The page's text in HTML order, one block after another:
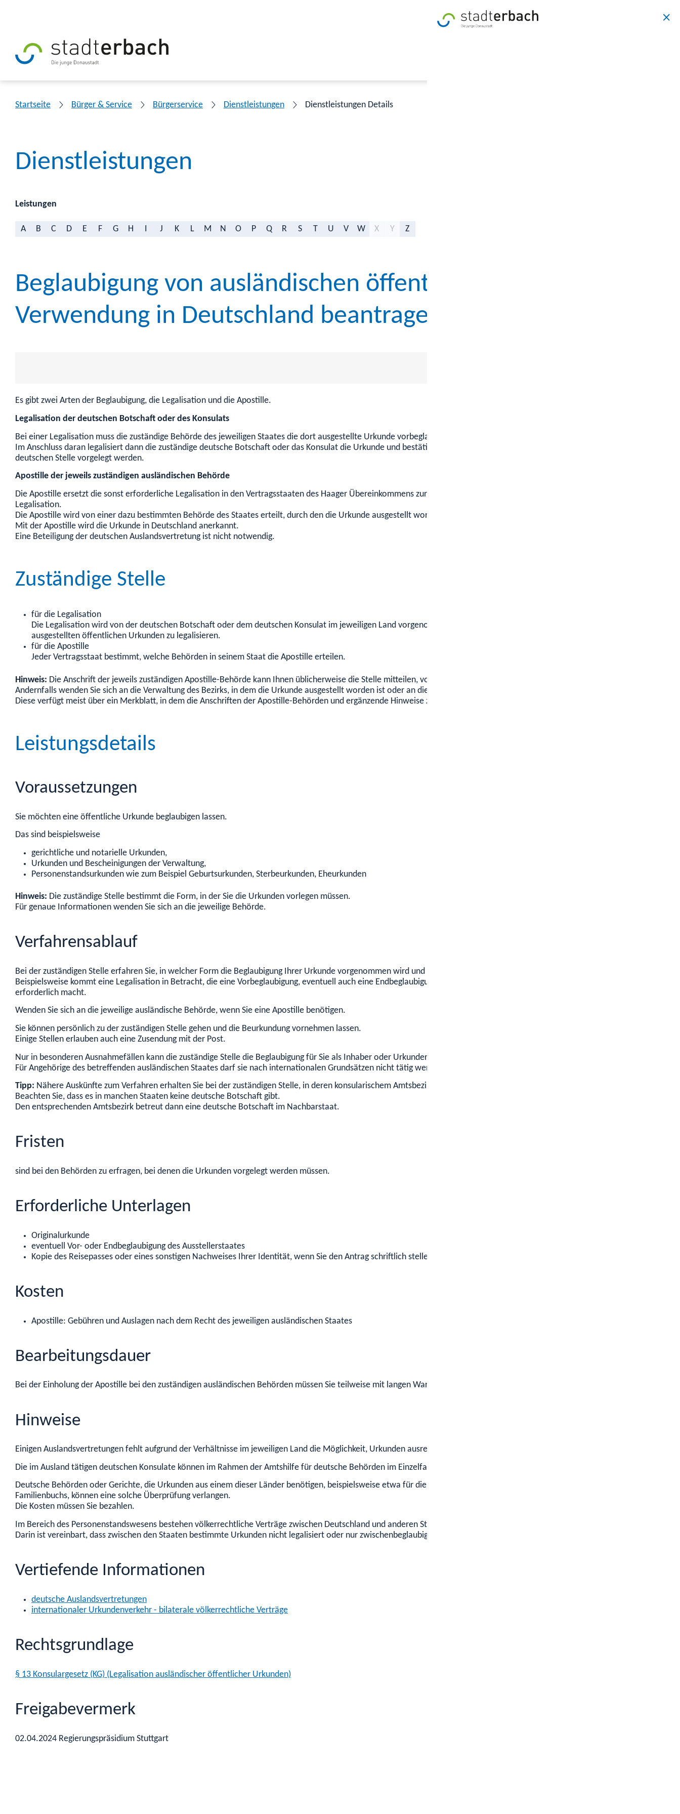
Startseite Bürger & Service Bürgerservice Dienstleistungen Dienstleistungen Details
Dienstleistungen
Leistungen
A B C D E F G H J K L M N O P Q R S T U V W X Y Z
Beglaubigung von ausländischen öffentlichen Urkunden zur
Verwendung in Deutschland beantragen
Es gibt zwei Arten der Beglaubigung, die Legalisation und die Apostille.
Legalisation der deutschen Botschaft oder des Konsulats
Bei einer Legalisation muss die zuständige Behörde des jeweiligen Staates die dort ausgestellte Urkunde vorbeglaubigen.
Im Anschluss daran legalisiert dann die zuständige deutsche Botschaft oder das Konsulat die Urkunde und bestätigt damit ihre Echtheit. Erst dann kann die Urkunde bei der
deutschen Stelle vorgelegt werden.
Apostille der jeweils zuständigen ausländischen Behörde
Die Apostille ersetzt die sonst erforderliche Legalisation in den Vertragsstaaten des Haager Übereinkommens zur Befreiung ausländischer öffentlicher Urkunden von der
Legalisation.
Die Apostille wird von einer dazu bestimmten Behörde des Staates erteilt, durch den die Urkunde ausgestellt worden ist.
Mit der Apostille wird die Urkunde in Deutschland anerkannt.
Eine Beteiligung der deutschen Auslandsvertretung ist nicht notwendig.
Zuständige Stelle
für die Legalisation
Die Legalisation wird von der deutschen Botschaft oder dem deutschen Konsulat im jeweiligen Land vorgenommen. Diese Stellen sind befugt, die in ihrem Amtsbezirk
ausgestellten öffentlichen Urkunden zu legalisieren.
für die Apostille
Jeder Vertragsstaat bestimmt, welche Behörden in seinem Staat die Apostille erteilen.
Hinweis: Die Anschrift der jeweils zuständigen Apostille-Behörde kann Ihnen üblicherweise die Stelle mitteilen, von der die Urkunde stammt.
Andernfalls wenden Sie sich an die Verwaltung des Bezirks, in dem die Urkunde ausgestellt worden ist oder an die örtliche deutsche Auslandsvertretung.
Diese verfügt meist über ein Merkblatt, in dem die Anschriften der Apostille-Behörden und ergänzende Hinweise zum Verfahren enthalten sind.
Leistungsdetails
Voraussetzungen
Sie möchten eine öffentliche Urkunde beglaubigen lassen.
Das sind beispielsweise
gerichtliche und notarielle Urkunden,
Urkunden und Bescheinigungen der Verwaltung,
Personenstandsurkunden wie zum Beispiel Geburtsurkunden, Sterbeurkunden, Eheurkunden
Hinweis: Die zuständige Stelle bestimmt die Form, in der Sie die Urkunden vorlegen müssen.
Für genaue Informationen wenden Sie sich an die jeweilige Behörde.
Verfahrensablauf
Bei der zuständigen Stelle erfahren Sie, in welcher Form die Beglaubigung Ihrer Urkunde vorgenommen wird und welche Voraussetzungen erfüllt sein müssen.
Beispielsweise kommt eine Legalisation in Betracht, die eine Vorbeglaubigung, eventuell auch eine Endbeglaubigung der Urkunde durch die zuständige ausländische Behörde
erforderlich macht.
Wenden Sie sich an die jeweilige ausländische Behörde, wenn Sie eine Apostille benötigen.
Sie können persönlich zu der zuständigen Stelle gehen und die Beurkundung vornehmen lassen.
Einige Stellen erlauben auch eine Zusendung mit der Post.
Nur in besonderen Ausnahmefällen kann die zuständige Stelle die Beglaubigung für Sie als Inhaber oder UrkundeninInhaberin der Urkunde einholen.
Für Angehörige des betreffenden ausländischen Staates darf sie nach internationalen Grundsätzen nicht tätig werden.
Tipp: Nähere Auskünfte zum Verfahren erhalten Sie bei der zuständigen Stelle, in deren konsularischem Amtsbezirk die Urkunde ausgestellt worden ist.
Beachten Sie, dass es in manchen Staaten keine deutsche Botschaft gibt.
Den entsprechenden Amtsbezirk betreut dann eine deutsche Botschaft im Nachbarstaat.
Fristen
sind bei den Behörden zu erfragen, bei denen die Urkunden vorgelegt werden müssen.
Erforderliche Unterlagen
Originalurkunde
eventuell Vor- oder Endbeglaubigung des Ausstellerstaates
Kopie des Reisepasses oder eines sonstigen Nachweises Ihrer Identität, wenn Sie den Antrag schriftlich stellen oder Sie sich vertreten lassen
Kosten
Apostille: Gebühren und Auslagen nach dem Recht des jeweiligen ausländischen Staates
Bearbeitungsdauer
Bei der Einholung der Apostille bei den zuständigen ausländischen Behörden müssen Sie teilweise mit langen Wartezeiten rechnen.
Hinweise
Einigen Auslandsvertretungen fehlt aufgrund der Verhältnisse im jeweiligen Land die Möglichkeit, Urkunden ausreichend überprüfen zu können.
Die im Ausland tätigen deutschen Konsulate können im Rahmen der Amtshilfe für deutsche Behörden im Einzelfall eine eingeschränkte Überprüfung vornehmen.
Deutsche Behörden oder Gerichte, die Urkunden aus einem dieser Länder benötigen, beispielsweise etwa für die Anmeldung zur Eheschließung oder die Anlegung eines
Familienbuchs, können eine solche Überprüfung verlangen.
Die Kosten müssen Sie bezahlen.
Im Bereich des Personenstandswesens bestehen völkerrechtliche Verträge zwischen Deutschland und anderen Staaten (Bilaterale völkerrechtliche Verträge).
Darin ist vereinbart, dass zwischen den Staaten bestimmte Urkunden nicht legalisiert oder nur zwischenbeglaubigt werden müssen.
Vertiefende Informationen
deutsche Auslandsvertretungen
internationaler Urkundenverkehr - bilaterale völkerrechtliche Verträge
Rechtsgrundlage
§ 13 Konsulargesetz (KG) (Legalisation ausländischer öffentlicher Urkunden)
Freigabevermerk
02.04.2024 Regierungspräsidium Stuttgart